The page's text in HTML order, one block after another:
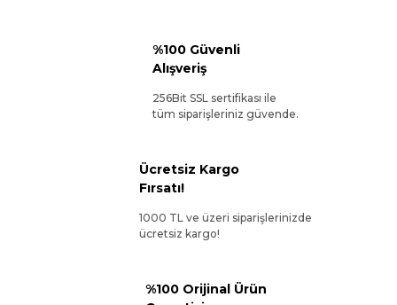
%100 Güvenli
Alışveriş
256Bit SSL sertifikası ile
tüm siparişleriniz güvende.
Ücretsiz Kargo
Fırsatı!
1000 TL ve üzeri siparişlerinizde
ücretsiz kargo!
%100 Orijinal Ürün